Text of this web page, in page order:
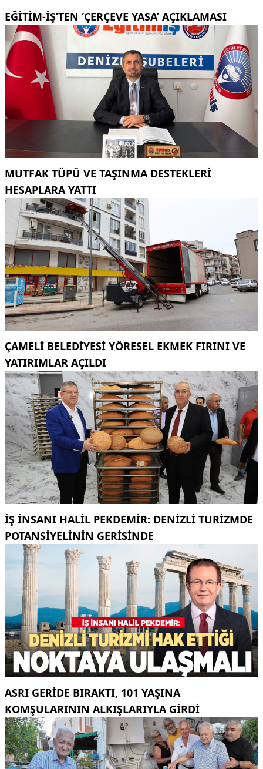
EĞITIM-İŞ’TEN ‘ÇERÇEVE YASA’ AÇIKLAMASI
MUTFAK TÜPÜ VE TAŞINMA DESTEKLERI
HESAPLARA YATTI
ÇAMELI BELEDIYESI YÖRESEL EKMEK FIRINI VE
YATIRIMLAR AÇILDI
İŞ INSANI HALIL PEKDEMIR: DENIZLI TURIZMDE
POTANSIYELININ GERISINDE
ASRI GERIDE BIRAKTI, 101 YAŞINA
KOMŞULARININ ALKIŞLARIYLA GIRDI